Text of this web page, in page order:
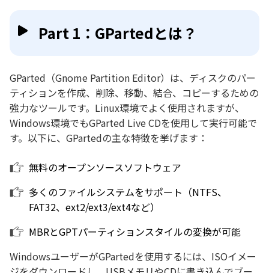
Part 1：GPartedとは？
GParted（Gnome Partition Editor）は、ディスクのパー
ティションを作成、削除、移動、結合、コピーするための
強力なツールです。Linux環境でよく使用されますが、
Windows環境でもGParted Live CDを使用して実行可能で
す。以下に、GPartedの主な特徴を挙げます：
無料のオープンソースソフトウェア
多くのファイルシステムをサポート（NTFS、
FAT32、ext2/ext3/ext4など）
MBRとGPTパーティションスタイルの変換が可能
WindowsユーザーがGPartedを使用するには、ISOイメー